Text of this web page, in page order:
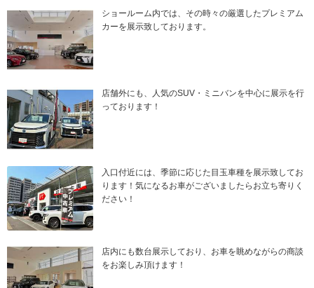
ショールーム内では、その時々の厳選したプレミアム
カーを展示致しております。
店舗外にも、人気のSUV・ミニバンを中心に展示を行
っております！
入口付近には、季節に応じた目玉車種を展示致してお
ります！気になるお車がございましたらお立ち寄りく
ださい！
店内にも数台展示しており、お車を眺めながらの商談
をお楽しみ頂けます！